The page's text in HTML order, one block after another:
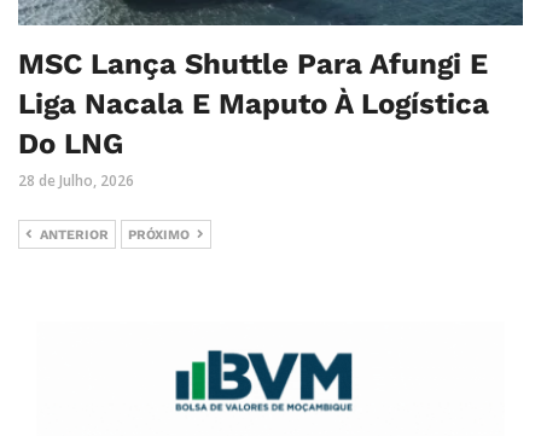
MSC Lança Shuttle Para Afungi E
Liga Nacala E Maputo À Logística
Do LNG
28 de Julho, 2026
ANTERIOR PRÓXIMO